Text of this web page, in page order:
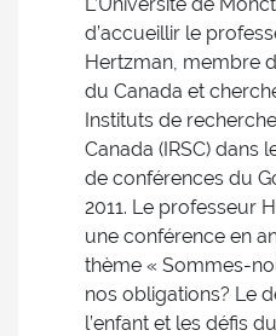
d’accueillir le
Hertzman, membre
du Canada et
Instituts de
Canada (IRSC) dans
de conférences du
2011. Le professeur
une conférence en
thème « Sommes-
nos obligations? Le
l’enfant et les défis